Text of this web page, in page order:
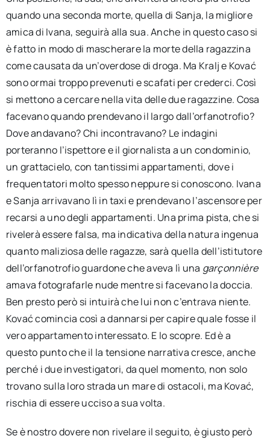
quando una seconda morte, quella di Sanja, la migliore
amica di Ivana, seguirà alla sua. Anche in questo caso si
è fatto in modo di mascherare la morte della ragazzina
come causata da un’overdose di droga. Ma Kralj e Kovać
sono ormai troppo prevenuti e scafati per crederci. Così
si mettono a cercare nella vita delle due ragazzine. Cosa
facevano quando prendevano il largo dall’orfanotrofio?
Dove andavano? Chi incontravano? Le indagini
porteranno l’ispettore e il giornalista a un condominio,
un grattacielo, con tantissimi appartamenti, dove i
frequentatori molto spesso neppure si conoscono. Ivana
e Sanja arrivavano lì in taxi e prendevano l’ascensore per
recarsi a uno degli appartamenti. Una prima pista, che si
rivelerà essere falsa, ma indicativa della natura ingenua
quanto maliziosa delle ragazze, sarà quella dell’istitutore
dell’orfanotrofio guardone che aveva lì una garçonnière
amava fotografarle nude mentre si facevano la doccia.
Ben presto però si intuirà che lui non c’entrava niente.
Kovać comincia così a dannarsi per capire quale fosse il
vero appartamento interessato. E lo scopre. Ed è a
questo punto che il la tensione narrativa cresce, anche
perché i due investigatori, da quel momento, non solo
trovano sulla loro strada un mare di ostacoli, ma Kovać,
rischia di essere ucciso a sua volta.
Se è nostro dovere non rivelare il seguito, è giusto però